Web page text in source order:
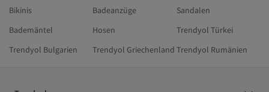
Bikinis
Badeanzüge
Sandalen
Bademäntel
Hosen
Trendyol Türkei
Trendyol Bulgarien
Trendyol Griechenland Trendyol Rumänien